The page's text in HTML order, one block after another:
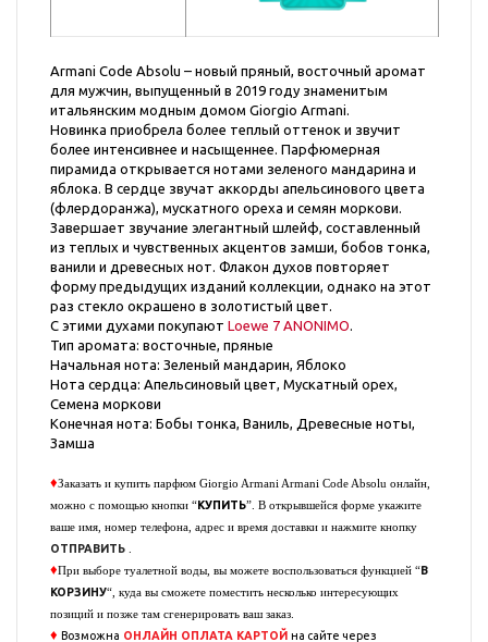
Armani Code Absolu – новый пряный, восточный аромат
для мужчин, выпущенный в 2019 году знаменитым
итальянским модным домом Giorgio Armani.
Новинка приобрела более теплый оттенок и звучит
более интенсивнее и насыщеннее. Парфюмерная
пирамида открывается нотами зеленого мандарина и
яблока. В сердце звучат аккорды апельсинового цвета
(флердоранжа), мускатного ореха и семян моркови.
Завершает звучание элегантный шлейф, составленный
из теплых и чувственных акцентов замши, бобов тонка,
ванили и древесных нот. Флакон духов повторяет
форму предыдущих изданий коллекции, однако на этот
раз стекло окрашено в золотистый цвет.
С этими духами покупают Loewe 7 ANONIMO.
Тип аромата: восточные, пряные
Начальная нота: Зеленый мандарин, Яблоко
Нота сердца: Апельсиновый цвет, Мускатный орех,
Семена моркови
Конечная нота: Бобы тонка, Ваниль, Древесные ноты,
Замша
♦Заказать и купить парфюм Giorgio Armani Armani Code Absolu онлайн,
можно с помощью кнопки “КУПИТЬ”. В открывшейся форме укажите
ваше имя, номер телефона, адрес и время доставки и нажмите кнопку
ОТПРАВИТЬ
♦При выборе туалетной воды, вы можете воспользоваться функцией “В
КОРЗИНУ“, куда вы сможете поместить несколько интересующих
позиций и позже там сгенерировать ваш заказ.
♦ Возможна ОНЛАЙН ОПЛАТА КАРТОЙ на сайте через